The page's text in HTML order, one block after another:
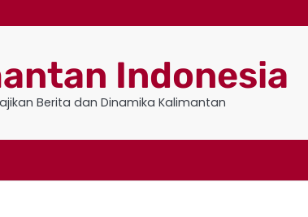
Indonesia
Berita dan Dinamika Kalimantan